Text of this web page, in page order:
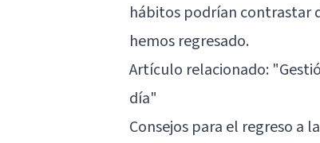
hábitos podrían contrastar
hemos regresado.
Artículo relacionado:
día"
Consejos para el regreso a